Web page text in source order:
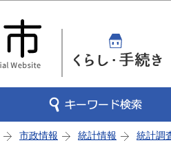
市政情報 統計情報 統計調